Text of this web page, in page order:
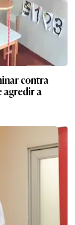
contra
agredir a